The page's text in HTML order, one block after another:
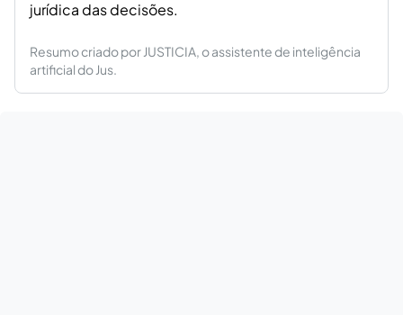
jurídica das decisões.
Resumo criado por JUSTICIA, o assistente de inteligência
artificial do Jus.